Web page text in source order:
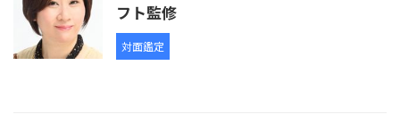
フト監修
対面鑑定